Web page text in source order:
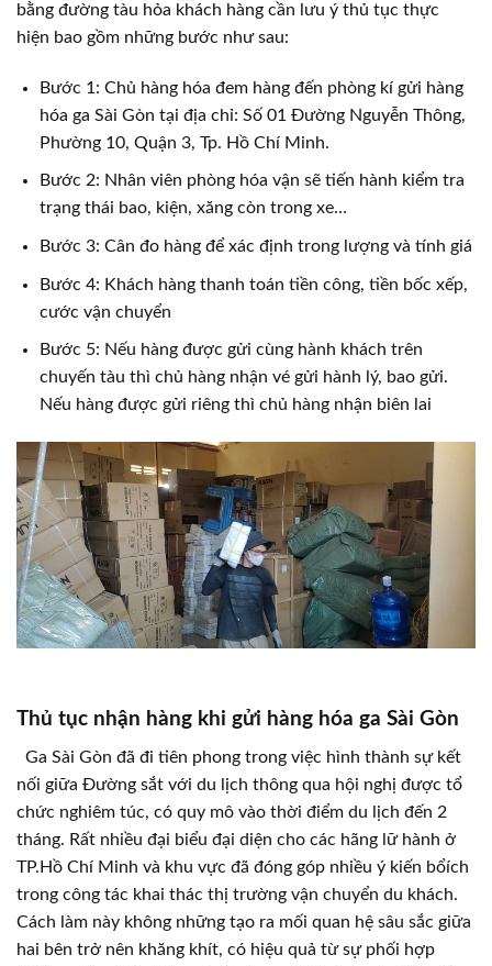
bằng đường tàu hỏa khách hàng cần lưu ý thủ tục thực
hiện bao gồm những bước như sau:
Bước 1: Chủ hàng hóa đem hàng đến phòng kí gửi hàng
hóa ga Sài Gòn tại địa chỉ: Số 01 Đường Nguyễn Thông,
Phường 10, Quận 3, Tp. Hồ Chí Minh.
Bước 2: Nhân viên phòng hóa vận sẽ tiến hành kiểm tra
trạng thái bao, kiện, xăng còn trong xe…
Bước 3: Cân đo hàng để xác định trong lượng và tính giá
Bước 4: Khách hàng thanh toán tiền công, tiền bốc xếp,
cước vận chuyển
Bước 5: Nếu hàng được gửi cùng hành khách trên
chuyến tàu thì chủ hàng nhận vé gửi hành lý, bao gửi.
Nếu hàng được gửi riêng thì chủ hàng nhận biên lai
Thủ tục nhận hàng khi gửi hàng hóa ga Sài Gòn
Ga Sài Gòn đã đi tiên phong trong việc hình thành sự kết
nối giữa Đường sắt với du lịch thông qua hội nghị được tổ
chức nghiêm túc, có quy mô vào thời điểm du lịch đến 2
tháng. Rất nhiều đại biểu đại diện cho các hãng lữ hành ở
TP.Hồ Chí Minh và khu vực đã đóng góp nhiều ý kiến bổích
trong công tác khai thác thị trường vận chuyển du khách.
Cách làm này không những tạo ra mối quan hệ sâu sắc giữa
hai bên trở nên khăng khít, có hiệu quả từ sự phối hợp